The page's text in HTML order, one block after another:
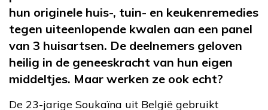
hun originele huis-, tuin- en keukenremedies
tegen uiteenlopende kwalen aan een panel
van 3 huisartsen. De deelnemers geloven
heilig in de geneeskracht van hun eigen
middeltjes. Maar werken ze ook echt?
De 23-jarige Soukaïna uit België gebruikt